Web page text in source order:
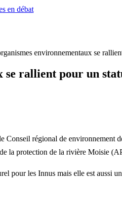
en débat
environnementaux se
se rallient pour un
Conseil régional de
la protection de la rivière Moisie
pour les Innus mais elle est aussi